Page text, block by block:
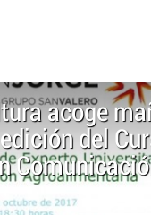
acoge
del